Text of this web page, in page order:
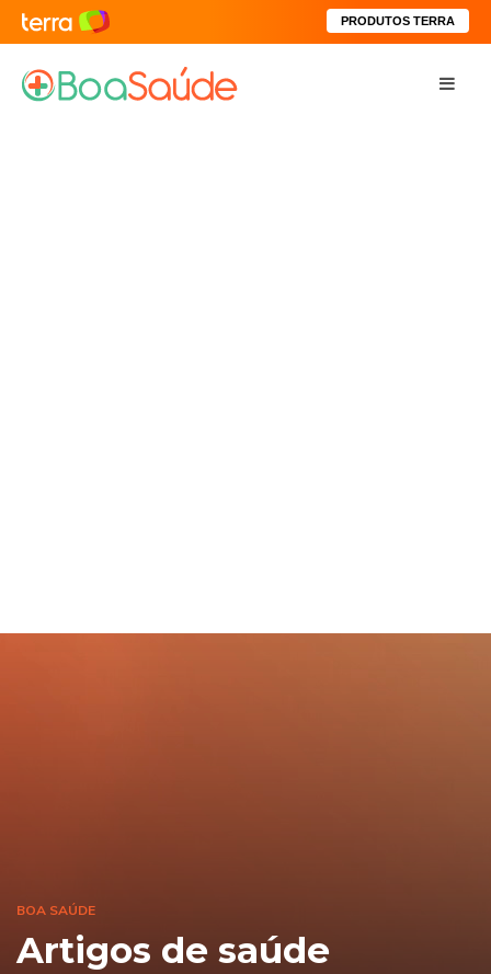
PRODUTOS TERRA
BOA SAÚDE
Artigos de saúde